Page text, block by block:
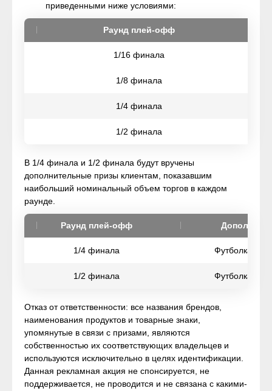
приведенными ниже условиями:
Раунд плей-офф
1/16 финала
1/8 финала
1/4 финала
1/2 финала
В 1/4 финала и 1/2 финала будут вручены
дополнительные призы клиентам, показавшим
наибольший номинальный объем торгов в каждом
раунде.
Раунд плей-офф
1/4 финала Футболка
1/2 финала Футболка
Отказ от ответственности: все названия брендов,
наименования продуктов и товарные знаки,
упомянутые в связи с призами, являются
собственностью их соответствующих владельцев и
используются исключительно в целях идентификации.
Данная рекламная акция не спонсируется, не
поддерживается, не проводится и не связана с какими-